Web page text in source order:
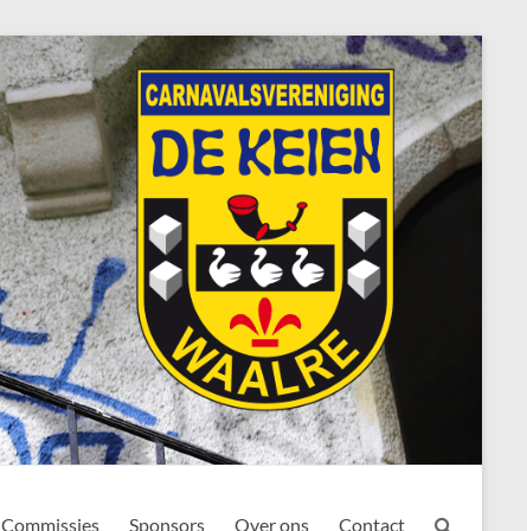
Commissies Sponsors Over ons Contact